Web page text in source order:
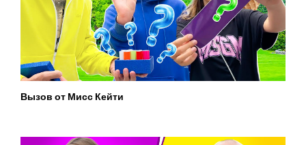
Вызов от Мисс Кейти